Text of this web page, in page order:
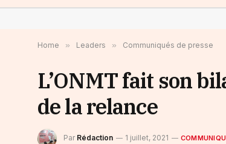
Home » Leaders » Communiqués de presse
L’ONMT fait son
de la relance
Par Rédaction 1 juillet, 2021